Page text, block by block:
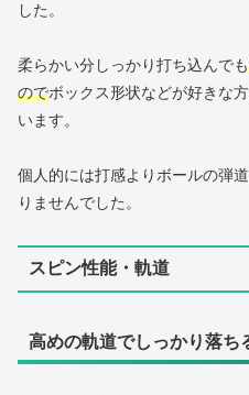
した。
柔らかい分しっかり打ち込んでも
のでボックス形状などが好きな
います。
個人的には打感よりボールの弾
りませんでした。
スピン性能・軌道
高めの軌道でしっかり落ち